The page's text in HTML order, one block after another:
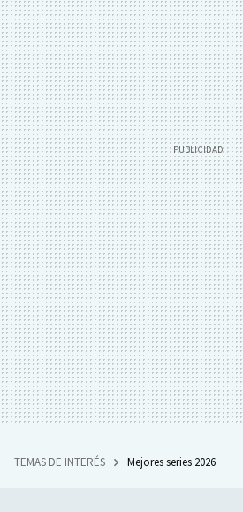
TEMAS DE INTERÉS Mejores series 2026